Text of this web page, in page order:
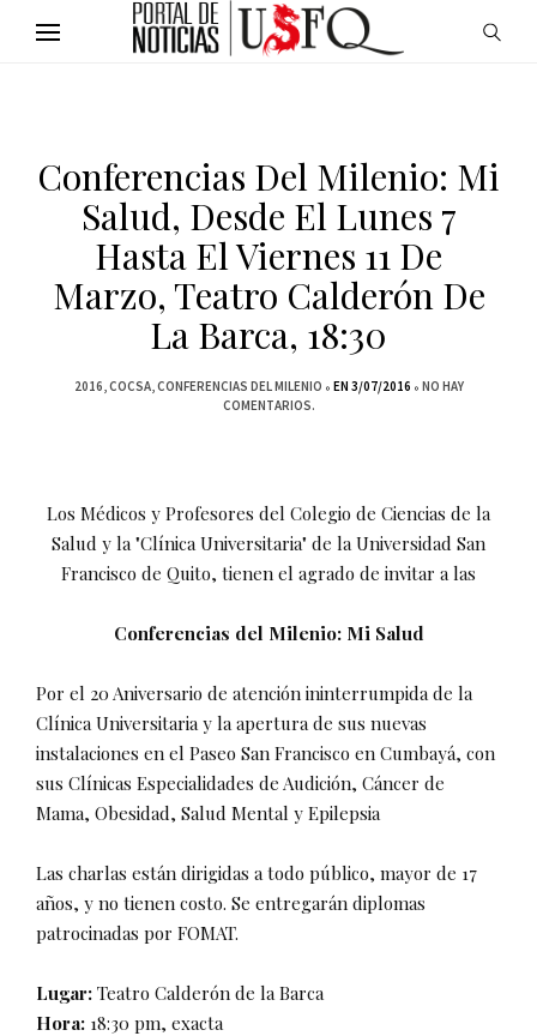
Conferencias Del Milenio: Mi
Salud, Desde El Lunes 7
Hasta El Viernes 11 De
Marzo, Teatro Calderón De
La Barca, 18:30
2016 COCSA CONFERENCIAS DEL MILENIO EN 3/07/2016
NO HAY
COMENTARIOS.
Los Médicos y Profesores del Colegio de Ciencias de la
Salud y la "Clínica Universitaria" de la Universidad San
Francisco de Quito, tienen el agrado de invitar a las
Conferencias del Milenio: Mi Salud
Por el 20 Aniversario de atención ininterrumpida de la
Clínica Universitaria y la apertura de sus nuevas
instalaciones en el Paseo San Francisco en Cumbayá, con
sus Clínicas Especialidades de Audición, Cáncer de
Mama, Obesidad, Salud Mental y Epilepsia
Las charlas están dirigidas a todo público, mayor de 17
años, y no tienen costo. Se entregarán diplomas
patrocinadas por FOMAT.
Lugar: Teatro Calderón de la Barca
Hora: 18:30 pm, exacta